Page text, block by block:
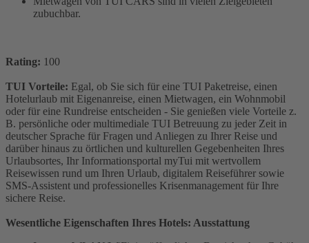
zubuchbar.
Rating: 100
TUI Vorteile: Egal, ob Sie sich für eine TUI Paketreise, einen
Hotelurlaub mit Eigenanreise, einen Mietwagen, ein Wohnmobil
oder für eine Rundreise entscheiden - Sie genießen viele Vorteile z.
B. persönliche oder multimediale TUI Betreuung zu jeder Zeit in
deutscher Sprache für Fragen und Anliegen zu Ihrer Reise und
darüber hinaus zu örtlichen und kulturellen Gegebenheiten Ihres
Urlaubsortes, Ihr Informationsportal myTui mit wertvollem
Reisewissen rund um Ihren Urlaub, digitalem Reiseführer sowie
SMS-Assistent und professionelles Krisenmanagement für Ihre
sichere Reise.
Wesentliche Eigenschaften Ihres Hotels: Ausstattung